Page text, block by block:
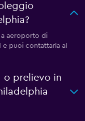
a aeroporto di
e puoi contattarla al
o prelievo in